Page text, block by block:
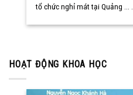
tổ chức nghỉ mát tại Quảng ... ...
HOẠT ĐỘNG KHOA HỌC